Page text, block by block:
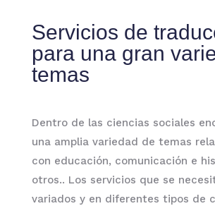
Servicios de
para una gran
temas
Dentro de las ciencias sociales
una amplia variedad de temas
con educación, comunicación e
otros.. Los servicios que se
variados y en diferentes tipos de